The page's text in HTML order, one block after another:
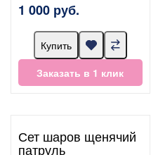
1 000 руб.
Купить
Заказать в 1 клик
Сет шаров щенячий
патруль